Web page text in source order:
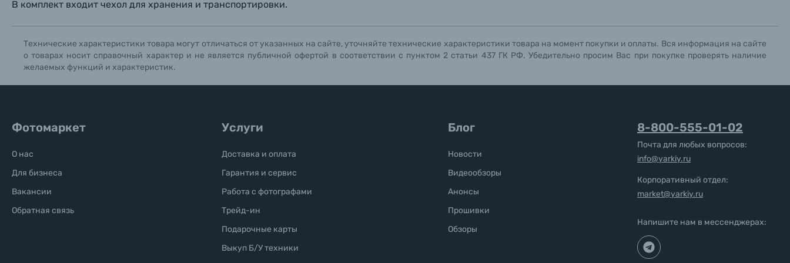
Солнцезащитные очки
Б/У фототехника (Комиссионные товары)
Уценённые товары
В комплект входит чехол для хранения и транспортировки.
Технические характеристики товара могут отличаться от указанных на сайте, уточняйте технические характеристики товара на момент покупки и оплаты. Вся информация на сайте
о товарах носит справочный характер и не является публичной офертой в соответствии с пунктом 2 статьи 437 ГК РФ. Убедительно просим Вас при покупке проверять наличие
желаемых функций и характеристик.
Фотомаркет
О нас
Для бизнеса
Вакансии
Обратная связь
Услуги
Доставка и оплата
Гарантия и сервис
Работа с фотографами
Трейд-ин
Подарочные карты
Выкуп Б/У техники
Блог
Новости
Видеообзоры
Анонсы
Прошивки
Обзоры
8-800-555-01-02
Почта для любых вопросов:
info@yarkiy.ru
Корпоративный отдел:
market@yarkiy.ru
Напишите нам в мессенджерах: